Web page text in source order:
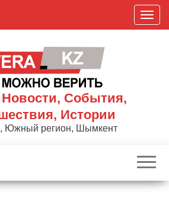
П
о
к
р
Новости, События,
Истории
Южный регион, Шымкент